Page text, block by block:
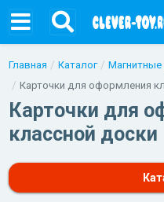
Главная Каталог
Магнитные
Карточки для оформления
Карточки для
классной доски